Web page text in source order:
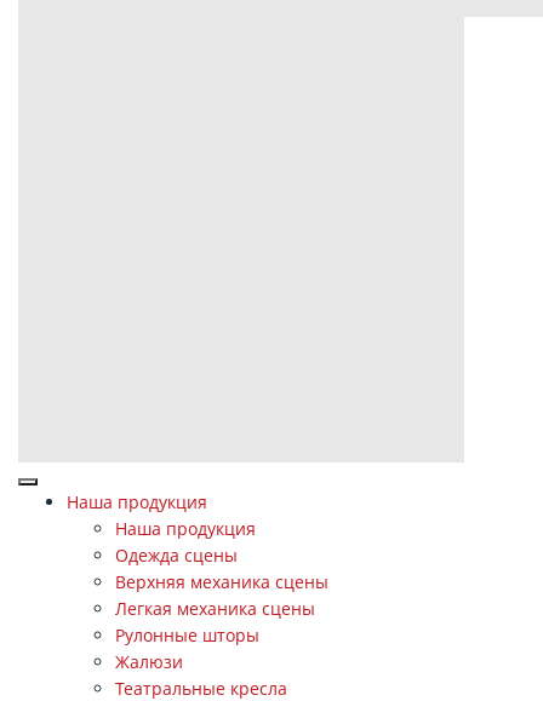
Наша продукция
Наша продукция
Одежда сцены
Верхняя механика сцены
Легкая механика сцены
Рулонные шторы
Жалюзи
Театральные кресла